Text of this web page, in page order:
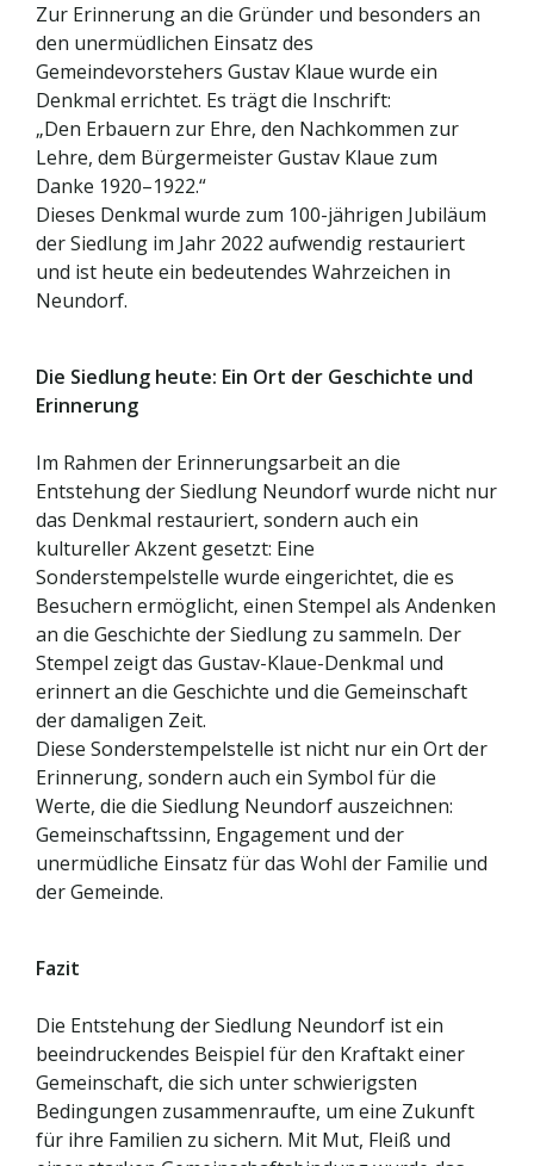
Zur Erinnerung an die Gründer und besonders an
den unermüdlichen Einsatz des
Gemeindevorstehers Gustav Klaue wurde ein
Denkmal errichtet. Es trägt die Inschrift:
„Den Erbauern zur Ehre, den Nachkommen zur
Lehre, dem Bürgermeister Gustav Klaue zum
Danke 1920–1922.“
Dieses Denkmal wurde zum 100-jährigen Jubiläum
der Siedlung im Jahr 2022 aufwendig restauriert
und ist heute ein bedeutendes Wahrzeichen in
Neundorf.
Die Siedlung heute: Ein Ort der Geschichte und
Erinnerung
Im Rahmen der Erinnerungsarbeit an die
Entstehung der Siedlung Neundorf wurde nicht nur
das Denkmal restauriert, sondern auch ein
kultureller Akzent gesetzt: Eine
Sonderstempelstelle wurde eingerichtet, die es
Besuchern ermöglicht, einen Stempel als Andenken
an die Geschichte der Siedlung zu sammeln. Der
Stempel zeigt das Gustav-Klaue-Denkmal und
erinnert an die Geschichte und die Gemeinschaft
der damaligen Zeit.
Diese Sonderstempelstelle ist nicht nur ein Ort der
Erinnerung, sondern auch ein Symbol für die
Werte, die die Siedlung Neundorf auszeichnen:
Gemeinschaftssinn, Engagement und der
unermüdliche Einsatz für das Wohl der Familie und
der Gemeinde.
Fazit
Die Entstehung der Siedlung Neundorf ist ein
beeindruckendes Beispiel für den Kraftakt einer
Gemeinschaft, die sich unter schwierigsten
Bedingungen zusammenraufte, um eine Zukunft
für ihre Familien zu sichern. Mit Mut, Fleiß und